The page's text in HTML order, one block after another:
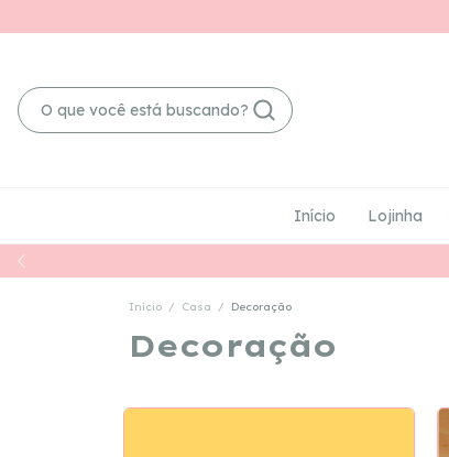
Início Lojinha
Início / Casa / Decoração
Decoração